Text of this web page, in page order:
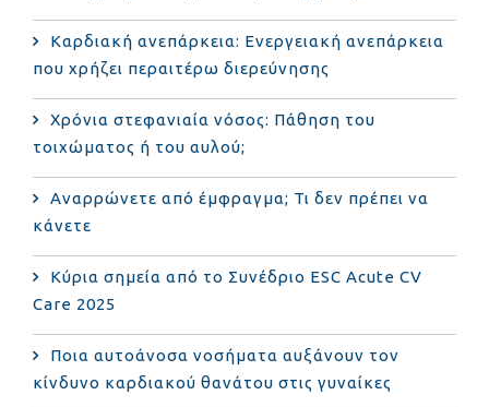
Καρδιακή ανεπάρκεια: Ενεργειακή ανεπάρκεια
που χρήζει περαιτέρω διερεύνησης
Χρόνια στεφανιαία νόσος: Πάθηση του
τοιχώματος ή του αυλού;
Αναρρώνετε από έμφραγμα; Τι δεν πρέπει να
κάνετε
Κύρια σημεία από το Συνέδριο ESC Acute CV
Care 2025
Ποια αυτοάνοσα νοσήματα αυξάνουν τον
κίνδυνο καρδιακού θανάτου στις γυναίκες